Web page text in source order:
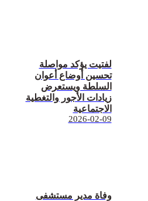
لفتيت يؤكد مواصلة
تحسين أوضاع أعوان
السلطة ويستعرض
زيادات الأجور والتغطية
الاجتماعية
2026-02-09
وفاة مدير مستشفى